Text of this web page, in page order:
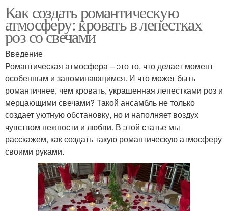
Как создать романтическую
атмосферу: кровать в лепестках
роз со свечами
Введение
Романтическая атмосфера – это то, что делает момент
особенным и запоминающимся. И что может быть
романтичнее, чем кровать, украшенная лепестками роз и
мерцающими свечами? Такой ансамбль не только
создает уютную обстановку, но и наполняет воздух
чувством нежности и любви. В этой статье мы
расскажем, как создать такую романтическую атмосферу
своими руками.